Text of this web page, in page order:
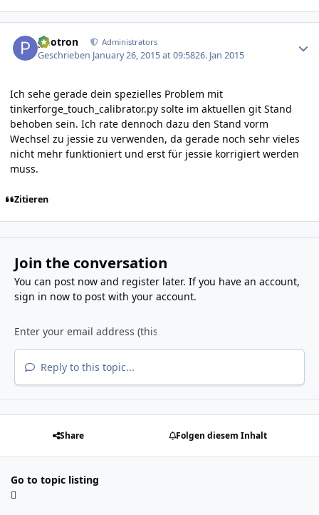
photron Administrators
Geschrieben January 26, 2015 at 09:5826. Jan 2015
Ich sehe gerade dein spezielles Problem mit
tinkerforge_touch_calibrator.py solte im aktuellen git Stand
behoben sein. Ich rate dennoch dazu den Stand vorm
Wechsel zu jessie zu verwenden, da gerade noch sehr vieles
nicht mehr funktioniert und erst für jessie korrigiert werden
muss.
Zitieren
Join the conversation
You can post now and register later. If you have an account,
sign in nowto post with your account.
Reply to this topic...
Share Folgen diesem Inhalt
Go to topic listing